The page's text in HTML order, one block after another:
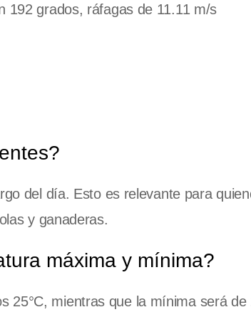
192 grados, ráfagas de 11.11 m/s
del día. Esto es relevante para
y ganaderas.
máxima y mínima?
25°C, mientras que la mínima será de